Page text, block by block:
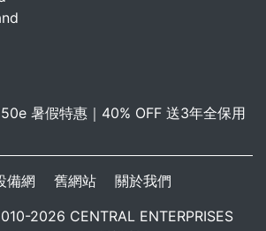
暑假特惠｜40% OFF 送3年全保用
備網 舊網站
關於我們
2026 CENTRAL ENTERPRISES